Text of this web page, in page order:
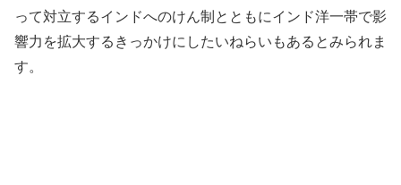
って対立するインドへのけん制とともにインド洋一帯で影
響力を拡大するきっかけにしたいねらいもあるとみられま
す。